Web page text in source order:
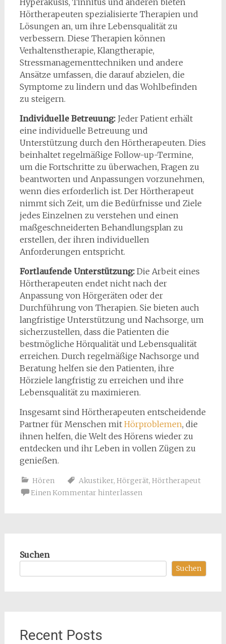
Hyperakusis, Tinnitus und anderen bieten
Hörtherapeuten spezialisierte Therapien und
Lösungen an, um ihre Lebensqualität zu
verbessern. Diese Therapien können
Verhaltenstherapie, Klangtherapie,
Stressmanagementtechniken und andere
Ansätze umfassen, die darauf abzielen, die
Symptome zu lindern und das Wohlbefinden
zu steigern.
Individuelle Betreuung:Jeder Patient erhält
eine individuelle Betreuung und
Unterstützung durch den Hörtherapeuten. Dies
beinhaltet regelmäßige Follow-up-Termine,
um die Fortschritte zu überwachen, Fragen zu
beantworten und Anpassungen vorzunehmen,
wenn dies erforderlich ist. Der Hörtherapeut
nimmt sich Zeit, um die Bedürfnisse und Ziele
jedes Einzelnen zu verstehen und einen
maßgeschneiderten Behandlungsplan zu
erstellen, der ihren individuellen
Anforderungen entspricht.
Fortlaufende Unterstützung:Die Arbeit eines
Hörtherapeuten endet nicht nach der
Anpassung von Hörgeräten oder der
Durchführung von Therapien. Sie bieten auch
langfristige Unterstützung und Nachsorge, um
sicherzustellen, dass die Patienten die
bestmögliche Hörqualität und Lebensqualität
erreichen. Durch regelmäßige Nachsorge und
Beratung helfen sie den Patienten, ihre
Hörziele langfristig zu erreichen und ihre
Lebensqualität zu maximieren.
Insgesamt sind Hörtherapeuten entscheidende
Partner für Menschen mit Hörproblemen, die
ihnen helfen, die Welt des Hörens wieder zu
entdecken und ihr Leben in vollen Zügen zu
genießen.
Hören Akustiker, Hörgerät, Hörtherapeut
Einen Kommentar hinterlassen
Suchen
Suchen
Recent Posts